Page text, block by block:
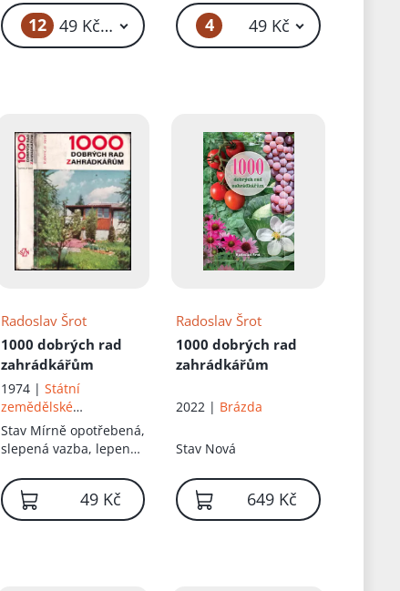
12 49 Kč – 69 Kč 4 49 Kč
Radoslav Šrot
1000 dobrých rad
zahrádkářům
1974 | Státní
zemědělské
nakladatelství
Stav Mírně opotřebená,
slepená vazba, lepený
49 Kč
Radoslav Šrot
1000 dobrých rad
zahrádkářům
2022 | Brázda
Stav Nová
649 Kč